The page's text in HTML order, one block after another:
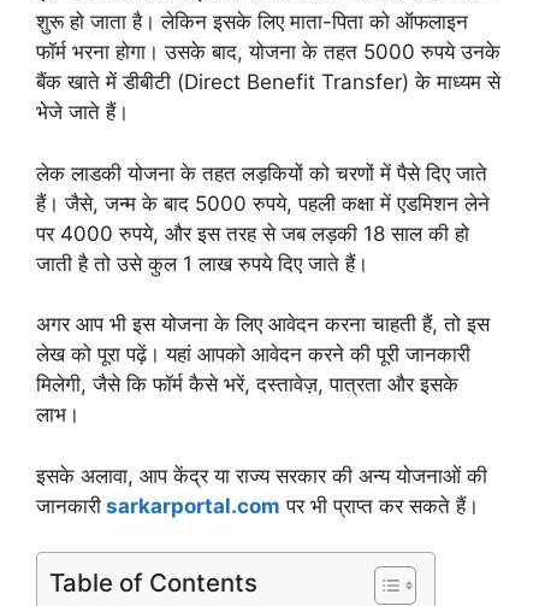
शुरू हो जाता है। लेकिन इसके लिए माता-पिता को ऑफलाइन
फॉर्म भरना होगा। उसके बाद, योजना के तहत 5000 रुपये उनके
बैंक खाते में डीबीटी (Direct Benefit Transfer) के माध्यम से
भेजे जाते हैं।
लेक लाडकी योजना के तहत लड़कियों को चरणों में पैसे दिए जाते
हैं। जैसे, जन्म के बाद 5000 रुपये, पहली कक्षा में एडमिशन लेने
पर 4000 रुपये, और इस तरह से जब लड़की 18 साल की हो
जाती है तो उसे कुल 1 लाख रुपये दिए जाते हैं।
अगर आप भी इस योजना के लिए आवेदन करना चाहती हैं, तो इस
लेख को पूरा पढ़ें। यहां आपको आवेदन करने की पूरी जानकारी
मिलेगी, जैसे कि फॉर्म कैसे भरें, दस्तावेज़, पात्रता और इसके
लाभ।
इसके अलावा, आप केंद्र या राज्य सरकार की अन्य योजनाओं की
जानकारी sarkarportal.com पर भी प्राप्त कर सकते हैं।
Table of Contents